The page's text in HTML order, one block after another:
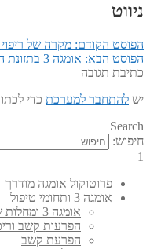
ניווט
הפוסט הקודם: מקרה של
הפוסט הבא: אומגה 3 בתזונת האם מונעת סרטן השד אצל הבת
כתיבת תגובה
יש להתחבר למערכת כדי
Search
חיפוש:
1
פרוטוקול אומגה מודרך
אומגה 3 ותחומי טיפול
אומגה 3 ומחלות שונות
הפרעות קשב
הפרעת קשב